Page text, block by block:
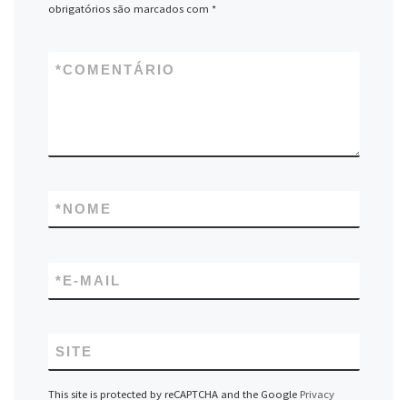
obrigatórios são marcados com *
COMENTÁRIO
*
NOME
*
E-MAIL
*
SITE
This site is protected by reCAPTCHA and the Google Privacy